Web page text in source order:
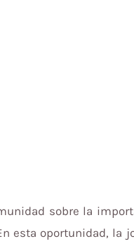
sobre la
esta oportunidad, la